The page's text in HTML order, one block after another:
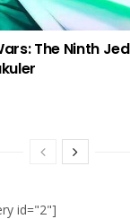
The Ninth
id="2"]